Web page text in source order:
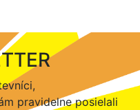
pravidelne posielali